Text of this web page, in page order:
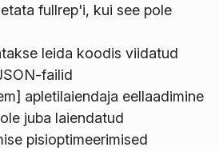
fullrep'i, kui see pole
leida koodis viidatud
failid
apletilaiendaja eellaadimine
juba laiendatud
pisioptimeerimised